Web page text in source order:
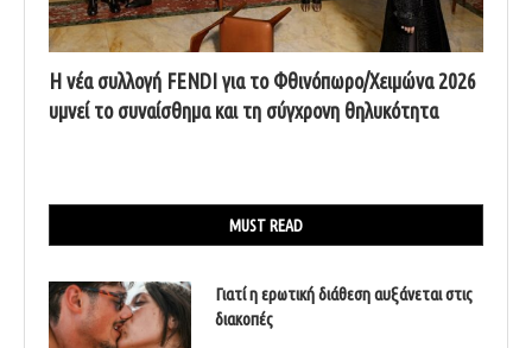
Η νέα συλλογή FENDI για το Φθινόπωρο/Χειμώνα 2026
υμνεί το συναίσθημα και τη σύγχρονη θηλυκότητα
MUST READ
Γιατί η ερωτική διάθεση αυξάνεται στις
διακοπές